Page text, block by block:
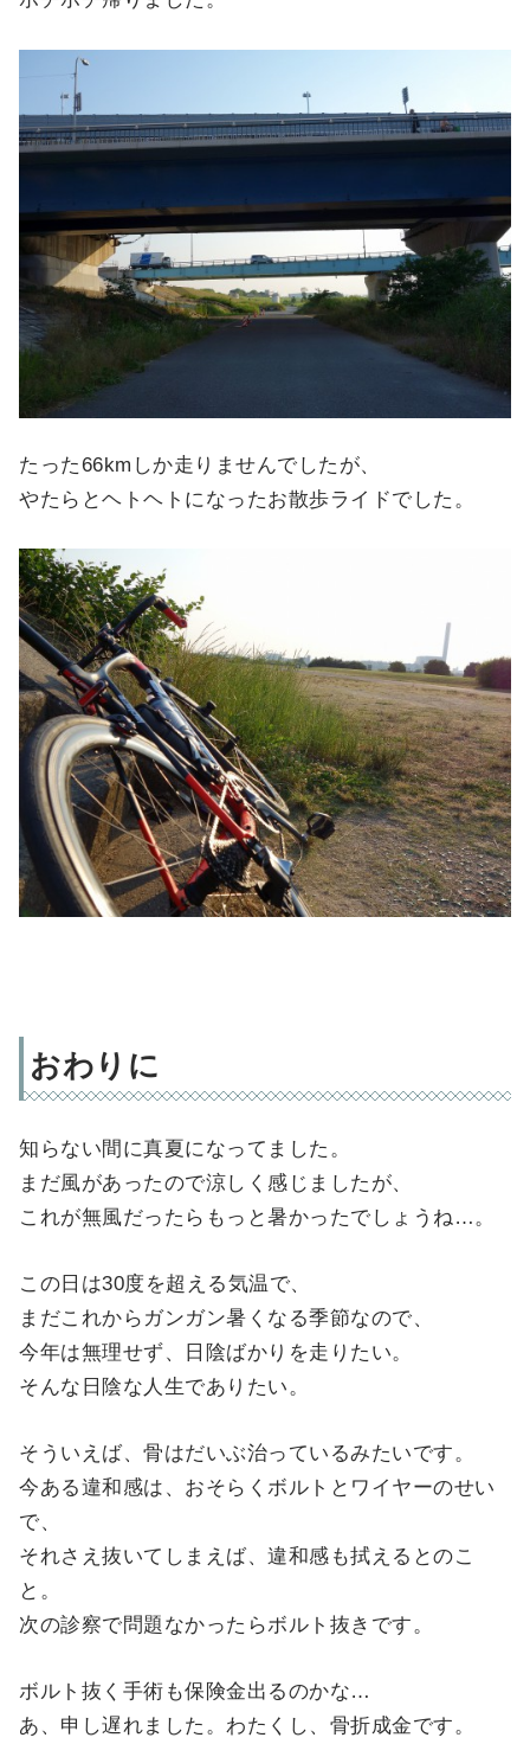
たった66kmしか走りませんでしたが、
やたらとヘトヘトになったお散歩ライドでした。
おわりに
知らない間に真夏になってました。
まだ風があったので涼しく感じましたが、
これが無風だったらもっと暑かったでしょうね…。
この日は30度を超える気温で、
まだこれからガンガン暑くなる季節なので、
今年は無理せず、日陰ばかりを走りたい。
そんな日陰な人生でありたい。
そういえば、骨はだいぶ治っているみたいです。
今ある違和感は、おそらくボルトとワイヤーのせい
で、
それさえ抜いてしまえば、違和感も拭えるとのこ
と。
次の診察で問題なかったらボルト抜きです。
ボルト抜く手術も保険金出るのかな…
あ、申し遅れました。わたくし、骨折成金です。